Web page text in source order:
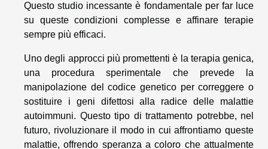
Questo studio incessante è fondamentale per far luce
su queste condizioni complesse e affinare terapie
sempre più efficaci.
Uno degli approcci più promettenti è la terapia genica,
una procedura sperimentale che prevede la
manipolazione del codice genetico per correggere o
sostituire i geni difettosi alla radice delle malattie
autoimmuni. Questo tipo di trattamento potrebbe, nel
futuro, rivoluzionare il modo in cui affrontiamo queste
malattie, offrendo speranza a coloro che attualmente